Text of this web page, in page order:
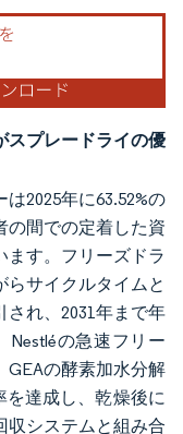
の表示が必要です。
スプレードライの優
2025年に63.52%の
の間での定着した資
ます。フリーズドラ
らサイクルタイムと
れ、2031年まで年
Nestléの急速フリー
GEAの酵素加水分解
を達成し、乾燥後に
収システムと組み合